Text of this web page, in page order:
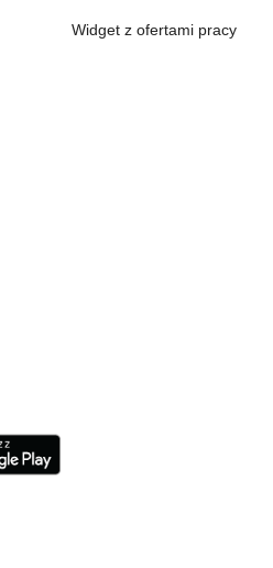
Widget z ofertami pracy